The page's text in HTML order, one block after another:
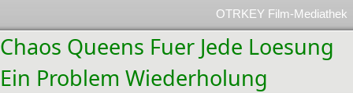
OTRKEY Film-Mediathek
Chaos Queens Fuer Jede Loesung
Ein Problem Wiederholung